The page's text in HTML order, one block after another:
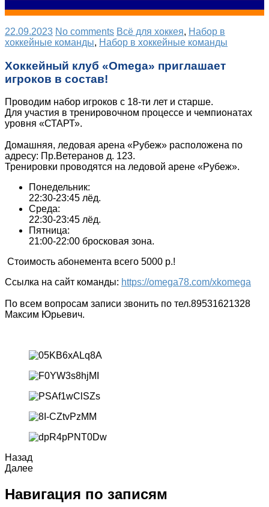
22.09.2023 No comments Всё для хоккея, Набор в
хоккейные команды, Набор в хоккейные команды
Хоккейный клуб «Omega» приглашает
игроков в состав!
Проводим набор игроков с 18-ти лет и старше.
Для участия в тренировочном процессе и чемпионатах
уровня «СТАРТ».
Домашняя, ледовая арена «Рубеж» расположена по
адресу: Пр.Ветеранов д. 123.
Тренировки проводятся на ледовой арене «Рубеж».
Понедельник:
22:30-23:45 лёд.
Среда:
22:30-23:45 лёд.
Пятница:
21:00-22:00 бросковая зона.
Стоимость абонемента всего 5000 р.!
Ссылка на сайт команды: https://omega78.com/xkomega
По всем вопросам записи звонить по тел.89531621328
Максим Юрьевич.
Назад
Далее
Навигация по записям